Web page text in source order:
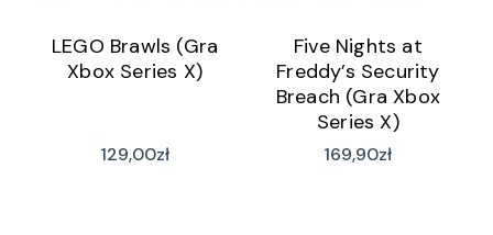
LEGO Brawls (Gra
Xbox Series X)
129,00zł
Five Nights at
Freddy’s Security
Breach (Gra Xbox
Series X)
169,90zł